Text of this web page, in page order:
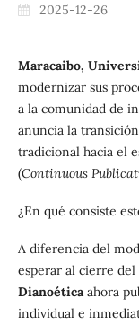
2025-12-26
Maracaibo,
modernizar sus
a la comunidad de
anuncia la
tradicional hacia el
(Continuous
¿En qué consiste
A diferencia del
esperar al cierre
Dianoéticaahora
individual e